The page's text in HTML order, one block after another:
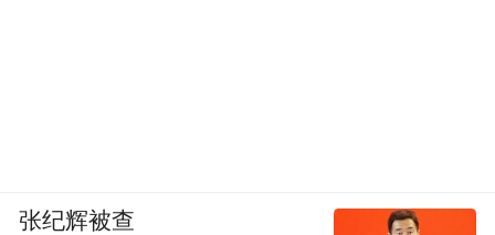
张纪辉被查